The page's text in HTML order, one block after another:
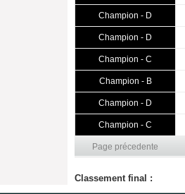
Champion - D
Champion - D
Champion - C
Champion - B
Champion - D
Champion - C
Page précedente
Classement final :